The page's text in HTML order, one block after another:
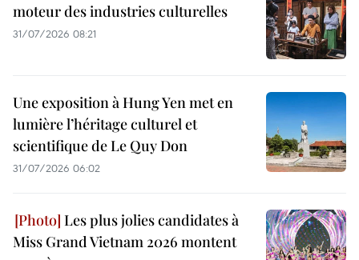
moteur des industries culturelles
31/07/2026 08:21
Une exposition à Hung Yen met en
lumière l’héritage culturel et
scientifique de Le Quy Don
31/07/2026 06:02
Les plus jolies candidates à
Miss Grand Vietnam 2026 montent